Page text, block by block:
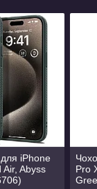
iPhone
Abyss
Pro